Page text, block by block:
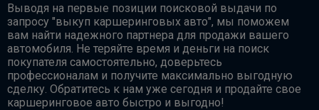
Выводя на первые позиции поисковой выдачи по
запросу "выкуп каршеринговых авто", мы поможем
вам найти надежного партнера для продажи вашего
автомобиля. Не теряйте время и деньги на поиск
покупателя самостоятельно, доверьтесь
профессионалам и получите максимально выгодную
сделку. Обратитесь к нам уже сегодня и продайте свое
каршеринговое авто быстро и выгодно!